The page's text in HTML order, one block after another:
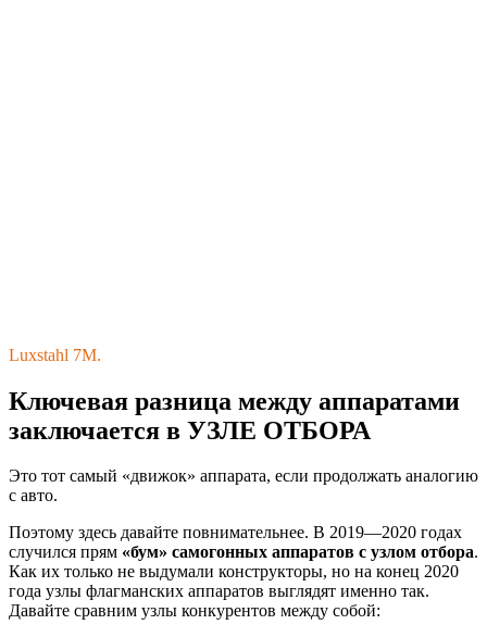
Luxstahl 7M.
Ключевая разница между аппаратами
заключается в УЗЛЕ ОТБОРА
Это тот самый «движок» аппарата, если продолжать аналогию
с авто.
Поэтому здесь давайте повнимательнее. В 2019—2020 годах
случился прям «бум» самогонных аппаратов с узлом отбора.
Как их только не выдумали конструкторы, но на конец 2020
года узлы флагманских аппаратов выглядят именно так.
Давайте сравним узлы конкурентов между собой: